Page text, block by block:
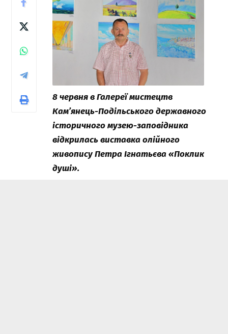
8 червня в Галереї мистецтв
Кам’янець-Подільського державного
історичного музею-заповідника
відкрилась виставка олійного
живопису Петра Ігнатьєва «Поклик
душі».